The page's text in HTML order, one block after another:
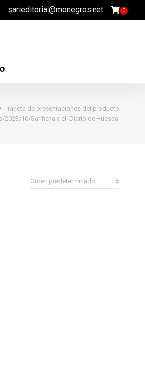
sarieditorial@monegros.net
Tarjeta de presentaciones del producto
10/Sariñena y el_Diario de Huesca.pdf